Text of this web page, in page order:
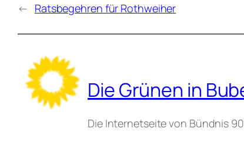
← Ratsbegehren für Rothweiher
Die Grünen in
Die Internetseite von Bündnis